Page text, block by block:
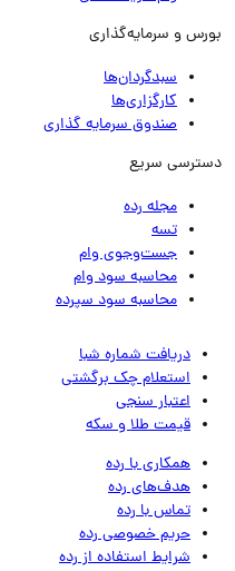
و سرمایه‌گذاری
سبدگردان‌ها
کارگزاری‌ها
صندوق سرمایه گذاری
سریع
مجله رده
تسه
جست‌وجوی وام
محاسبه سود وام
محاسبه سود سپرده
دریافت شماره شبا
استعلام چک برگشتی
اعتبار سنجی
قیمت طلا و سکه
همکاری با رده
هدف‌های رده
تماس‌ با‌ رده
حریم خصوصی رده
شرایط استفاده از رده